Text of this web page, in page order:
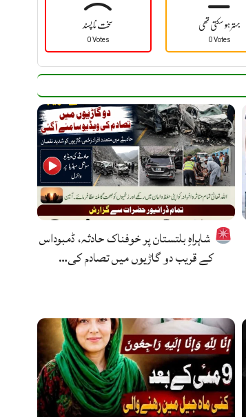
سخت نا پسند
0 Votes
بہتر ہو سکتی تھی
0 Votes
شاہراہِ بلتستان پر خوفناک حادثہ، ڈمبوداس
کے قریب دو گاڑیوں میں تصادم کی…